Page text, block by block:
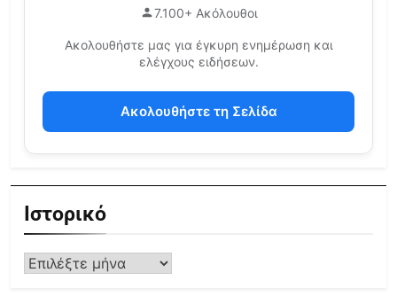
7.100+ Ακόλουθοι
Ακολουθήστε μας για έγκυρη ενημέρωση και
ελέγχους ειδήσεων.
Ακολουθήστε τη Σελίδα
Ιστορικό